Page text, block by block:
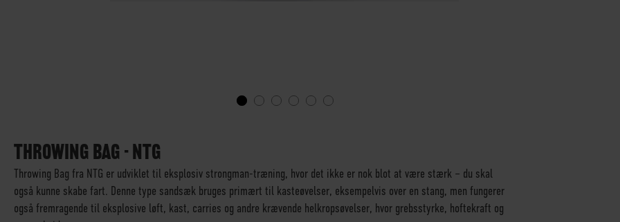
STARTEN
AF
BILLEDGALLERIET
THROWING BAG - NTG
Throwing Bag fra NTG er udviklet til eksplosiv strongman-træning, hvor det ikke er nok blot at være stærk – du skal
også kunne skabe fart. Denne type sandsæk bruges primært til kasteøvelser, eksempelvis over en stang, men fungerer
også fremragende til eksplosive løft, kast, carries og andre krævende helkropsøvelser, hvor grebsstyrke, hoftekraft og